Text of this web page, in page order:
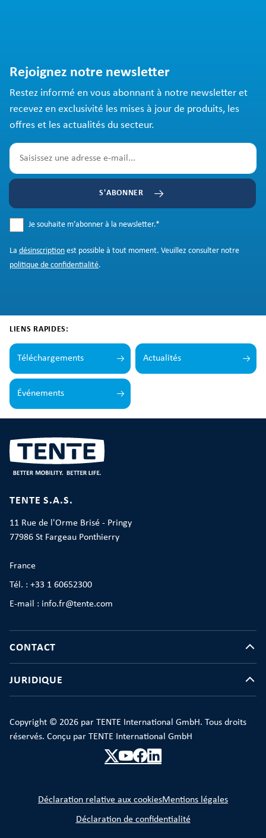
Rejoignez notre newsletter
Restez informé en vous abonnant à notre newsletter et
recevez en exclusivité les mises à jour de produits, les
offres et les actualités du secteur.
S'ABONNER
Je souhaite m’abonner à la newsletter.*
La désinscription est possible à tout moment. Veuillez consulter notre
politique de confidentialité.
LIENS RAPIDES:
Téléchargements Actualités
Événements
TENTE S.A.S.
11 Rue de l'Orme Brisé - Pringy
77986 St Fargeau Ponthierry
France
Tél. : +33 1 60652300
E-mail : info.fr@tente.com
CONTACT
JURIDIQUE
Copyright © 2026 par TENTE International GmbH. Tous droits
réservés. Conçu par TENTE International GmbH
Déclaration relative aux cookiesMentions légales
Déclaration de confidentialité